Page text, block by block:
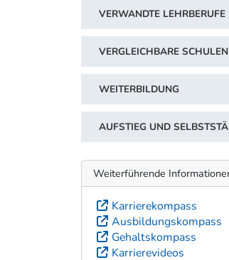
VERWANDTE LEHRBERUFE
VERGLEICHBARE SCHULEN
WEITERBILDUNG
AUFSTIEG UND
Weiterführende
Karrierekompass
Ausbildungskompass
Gehaltskompass
Karrierevideos